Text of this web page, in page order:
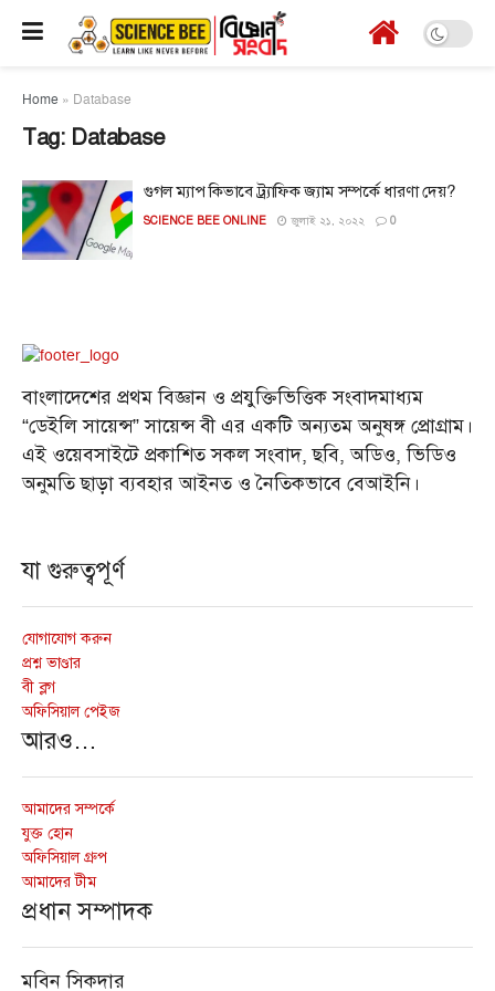
Home » Database
Tag: Database
গুগল ম্যাপ কিভাবে ট্র্যাফিক জ্যাম সম্পর্কে ধারণা দেয়?
SCIENCE BEE ONLINE জুলাই ২১, ২০২২ 0
বাংলাদেশের প্রথম বিজ্ঞান ও প্রযুক্তিভিত্তিক সংবাদমাধ্যম
“ডেইলি সায়েন্স” সায়েন্স বী এর একটি অন্যতম অনুষঙ্গ প্রোগ্রাম।
এই ওয়েবসাইটে প্রকাশিত সকল সংবাদ, ছবি, অডিও, ভিডিও
অনুমতি ছাড়া ব্যবহার আইনত ও নৈতিকভাবে বেআইনি।
যা গুরুত্বপূর্ণ
যোগাযোগ করুন
প্রশ্ন ভাণ্ডার
বী ব্লগ
অফিসিয়াল পেইজ
আরও…
আমাদের সম্পর্কে
যুক্ত হোন
অফিসিয়াল গ্রুপ
আমাদের টীম
প্রধান সম্পাদক
মবিন সিকদার